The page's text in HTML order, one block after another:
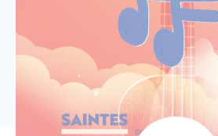
Affichage des images & vidéos :
Masquées